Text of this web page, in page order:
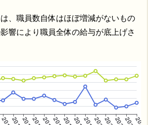
、職員数自体はほぼ増減がないもの
響により職員全体の給与が底上げさ